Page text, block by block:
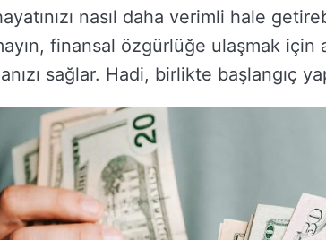
nasıl daha verimli hale
finansal özgürlüğe ulaşmak için
sağlar. Hadi, birlikte başlangıç